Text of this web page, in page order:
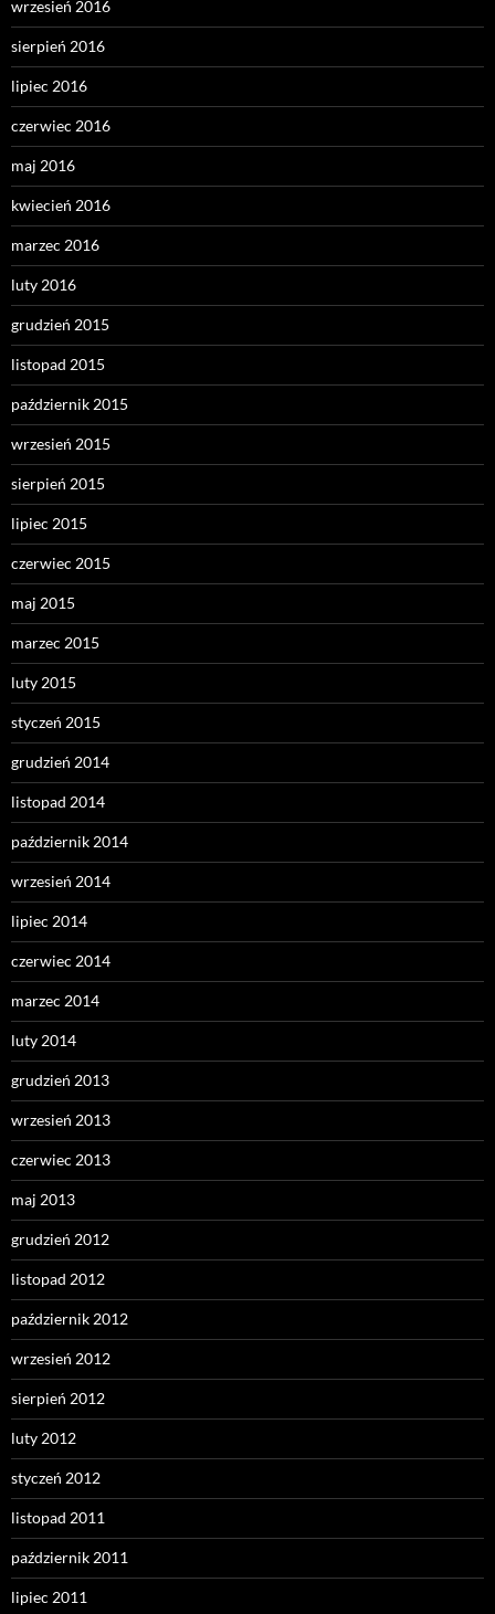
wrzesień 2016
sierpień 2016
lipiec 2016
czerwiec 2016
maj 2016
kwiecień 2016
marzec 2016
luty 2016
grudzień 2015
listopad 2015
październik 2015
wrzesień 2015
sierpień 2015
lipiec 2015
czerwiec 2015
maj 2015
marzec 2015
luty 2015
styczeń 2015
grudzień 2014
listopad 2014
październik 2014
wrzesień 2014
lipiec 2014
czerwiec 2014
marzec 2014
luty 2014
grudzień 2013
wrzesień 2013
czerwiec 2013
maj 2013
grudzień 2012
listopad 2012
październik 2012
wrzesień 2012
sierpień 2012
luty 2012
styczeń 2012
listopad 2011
październik 2011
lipiec 2011